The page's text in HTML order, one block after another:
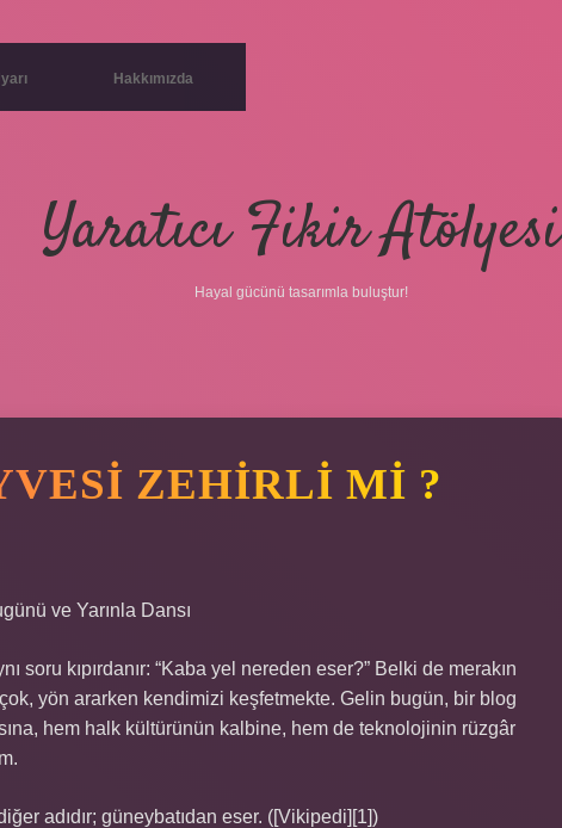
Hakkımızda
Yaratıcı Fikir Atölyesi
Hayal gücünü tasarımla buluştur!
ZEHIRLI MI ?
ve Yarınla Dansı
soru kıpırdanır: “Kaba yel nereden eser?” Belki de merakın
yön ararken kendimizi keşfetmekte. Gelin bugün, bir blog
hem halk kültürünün kalbine, hem de teknolojinin rüzgâr
adıdır; güneybatıdan eser. ([Vikipedi][1])